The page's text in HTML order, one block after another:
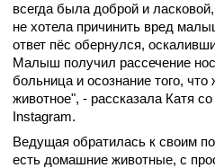
всегда была доброй и
не хотела причинить вред
ответ пёс обернулся,
Малыш получил рассечение
больница и осознание того, что
животное", - рассказала Катя
Instagram.
Ведущая обратилась к своим
есть домашние животные, с